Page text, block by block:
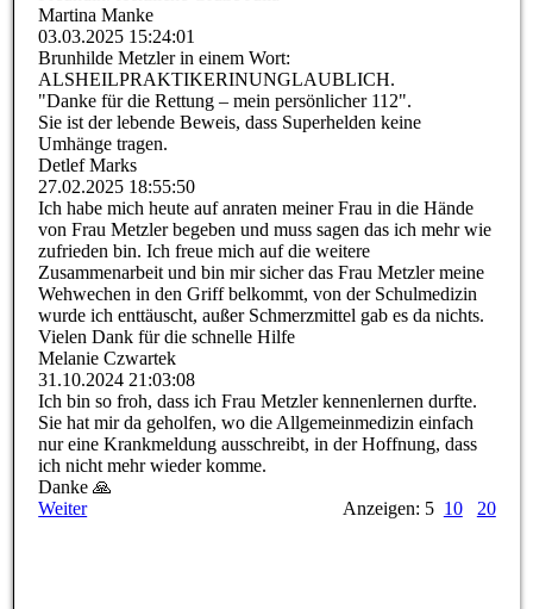
Martina Manke
03.03.2025 15:24:01
Brunhilde Metzler in einem Wort:
ALSHEILPRAKTIKERINUNGLA­UBLICH.­
"Danke für die Rettung – mein persönlicher 112".
Sie ist der lebende Beweis, dass Superhelden keine
Umhänge tragen.
Detlef Marks
27.02.2025 18:55:50
Ich habe mich heute auf anraten meiner Frau in die Hände
von Frau Metzler begeben und muss sagen das ich mehr wie
zufrieden bin. Ich freue mich auf die weitere
Zusammenarbeit und bin mir sicher das Frau Metzler meine
Wehwechen in den Griff belkommt, von der Schulmedizin
wurde ich enttäuscht, außer Schmerzmittel gab es da nichts.
Vielen Dank für die schnelle Hilfe
Melanie Czwartek
31.10.2024 21:03:08
Ich bin so froh, dass ich Frau Metzler kennenlernen durfte.
Sie hat mir da geholfen, wo die Allgemeinmedizin einfach
nur eine Krankmeldung ausschreibt, in der Hoffnung, dass
ich nicht mehr wieder komme.
Danke 🙏
Weiter
Anzeigen: 5 10 20